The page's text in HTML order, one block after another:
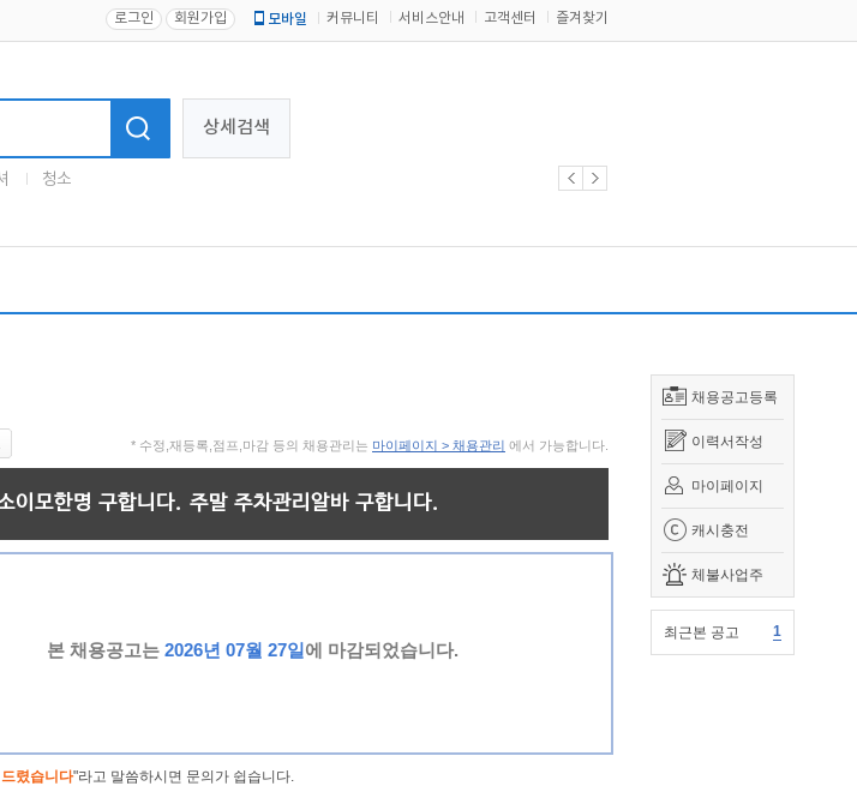
로그인 회원가입 모바일 커뮤니티 서비스안내 고객센터 즐겨찾기
상세검색
청소
채용공고등록
이력서작성
마이페이지
캐시충전
체불사업주
최근본 공고 1
* 수정,재등록,점프,마감 등의 채용관리는 마이페이지 > 채용관리 에서 가능합니다.
이모한명 구합니다. 주말 주차관리알바 구합니다.
본 채용공고는 2026년 07월 27일에 마감되었습니다.
렸습니다"라고 말씀하시면 문의가 쉽습니다.